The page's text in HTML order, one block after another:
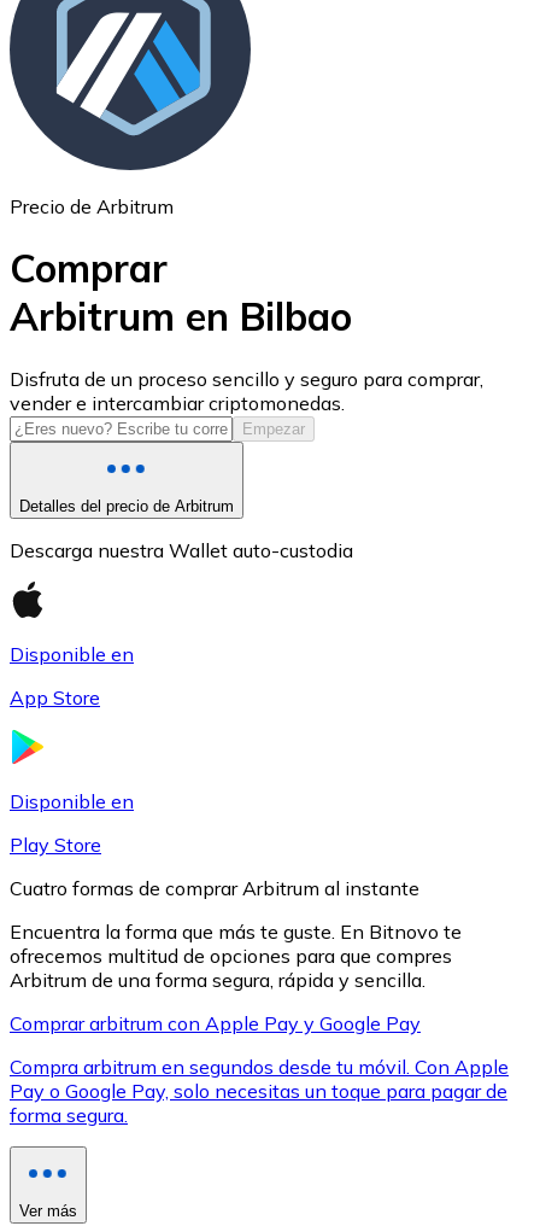
Ethereum
ETH
USD Coin
USDC
XRP
XRP
Ver todo
Precio de Arbitrum
Comprar
Arbitrum en Bilbao
Disfruta de un proceso sencillo y seguro para comprar,
vender e intercambiar criptomonedas.
Empezar
Detalles del precio de Arbitrum
Descarga nuestra Wallet auto-custodia
Disponible en
App Store
Disponible en
Play Store
Cuatro formas de comprar Arbitrum al instante
Encuentra la forma que más te guste. En Bitnovo te
ofrecemos multitud de opciones para que compres
Arbitrum de una forma segura, rápida y sencilla.
Comprar arbitrum con Apple Pay y Google Pay
Compra arbitrum en segundos desde tu móvil. Con Apple
Pay o Google Pay, solo necesitas un toque para pagar de
forma segura.
Ver más